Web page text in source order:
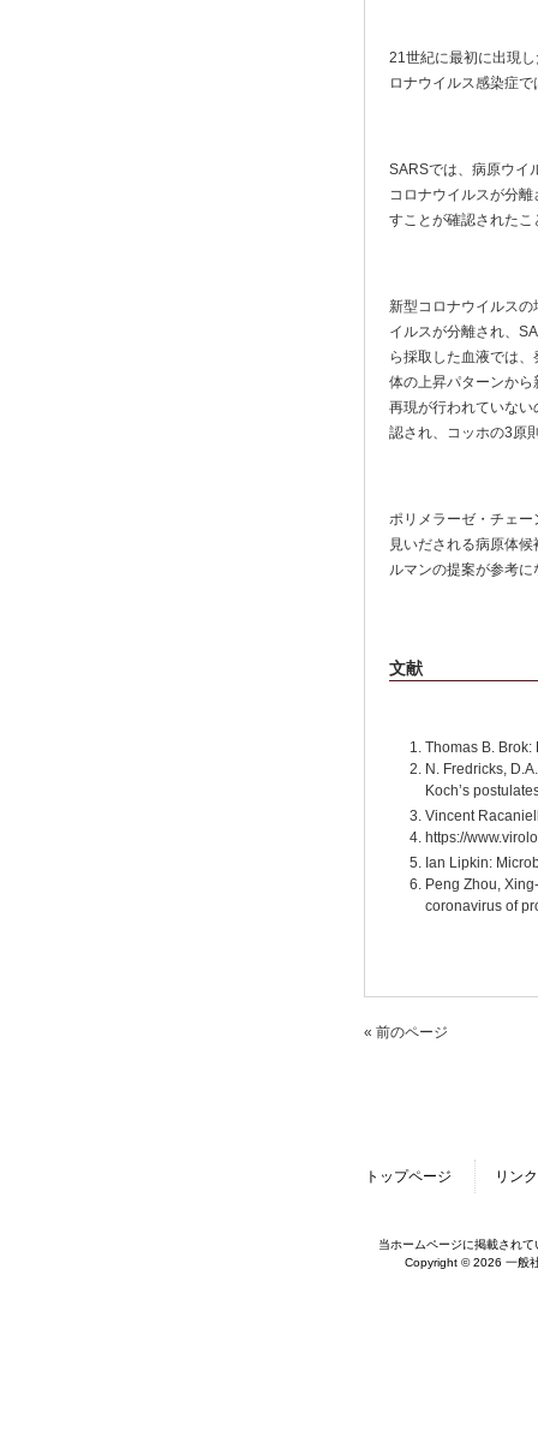
21世紀に最初に出現
ロナウイルス感染症
SARSでは、病原ウイ
コロナウイルスが分
すことが確認された
新型コロナウイルス
イルスが分離され、
ら採取した血液では
体の上昇パターンか
再現が行われていな
認され、コッホの3原
ポリメラーゼ・チェ
見いだされる病原体
ルマンの提案が参考
文献
Thomas B. Brok:
N. Fredricks,
Koch’s
Vincent
https://
Ian Lipkin:
Peng Zhou,
coronavirus of
« 前のページ
トップページ リンク
当ホームページに掲載され
Copyright © 2026 一般